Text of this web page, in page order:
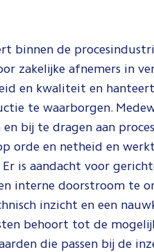
binnen de
zakelijke afnemers in
en kwaliteit en
te waarborgen.
bij te dragen aan
orde en netheid en
is aandacht voor
interne doorstroom te
inzicht en een
behoort tot de
die passen bij de